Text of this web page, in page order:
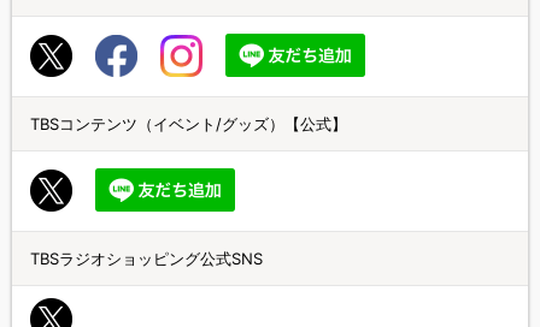
TBSコンテンツ（イベント/グッズ）【公式】
TBSラジオショッピング公式SNS